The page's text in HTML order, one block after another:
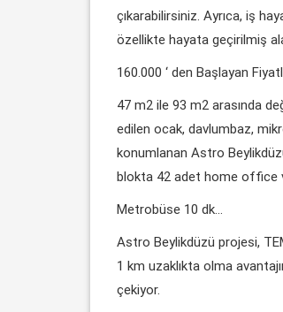
çıkarabilirsiniz. Ayrıca, iş
özellikte hayata geçirilmiş
160.000 ‘ den Başlayan
47 m2 ile 93 m2 arasında
edilen ocak, davlumbaz,
konumlanan Astro
blokta 42 adet home office
Metrobüse 10 dk…
Astro Beylikdüzü projesi,
1 km uzaklıkta olma
çekiyor.